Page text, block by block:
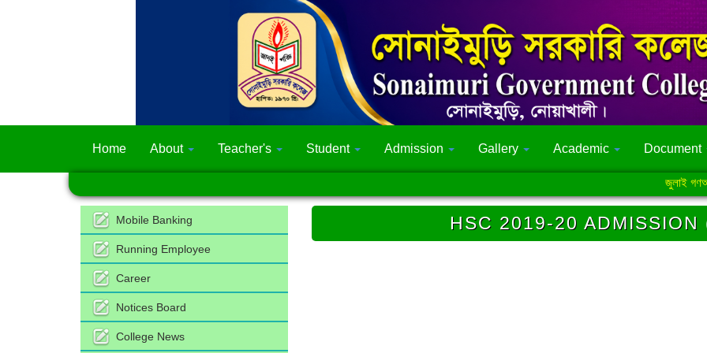
Home About Teacher's Student Admission Gallery Academic Document
জুলাই
Mobile Banking
Running Employee
Career
Notices Board
College News
HSC 2019-20 ADMISSION